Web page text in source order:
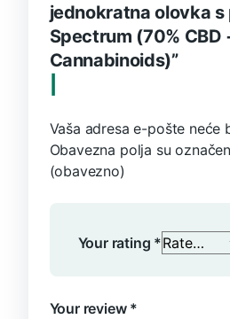
jednokratna olovka s
Spectrum (70% CBD
Cannabinoids)”
Vaša adresa e-pošte neće
Obavezna polja su
(obavezno)
Your rating *
Your review *